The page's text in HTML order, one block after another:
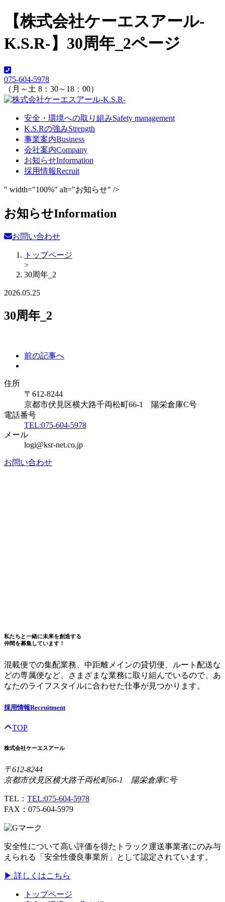
【株式会社ケーエスアール-
K.S.R-】30周年_2ページ
075-604-5978
（月～土 8：30～18：00）
安全・環境への取り組みSafety management
K.S.Rの強みStrength
事業案内Business
会社案内Company
お知らせInformation
採用情報Recruit
" width="100%" alt="お知らせ" />
お知らせInformation
お問い合わせ
トップページ
>
30周年_2
2026.05.25
30周年_2
前の記事へ
住所
〒612-8244
京都市伏見区横大路千両松町66-1 陽栄倉庫C号
電話番号
TEL:075-604-5978
メール
logi@ksr-net.co.jp
お問い合わせ
私たちと一緒に未来を創造する
仲間を募集しています！
混載便での集配業務、中距離メインの貸切便、ルート配送な
どの専属便など、さまざまな業務に取り組んでいるので、あ
なたのライフスタイルに合わせた仕事が見つかります。
採用情報Recruitment
TOP
株式会社ケーエスアール
〒612-8244
京都市伏見区横大路千両松町66-1 陽栄倉庫C号
TEL： TEL:075-604-5978
FAX：075-604-5979
安全性について高い評価を得たトラック運送事業者にのみ与
えられる「安全性優良事業所」として認定されています。
▶ 詳しくはこちら
トップページ